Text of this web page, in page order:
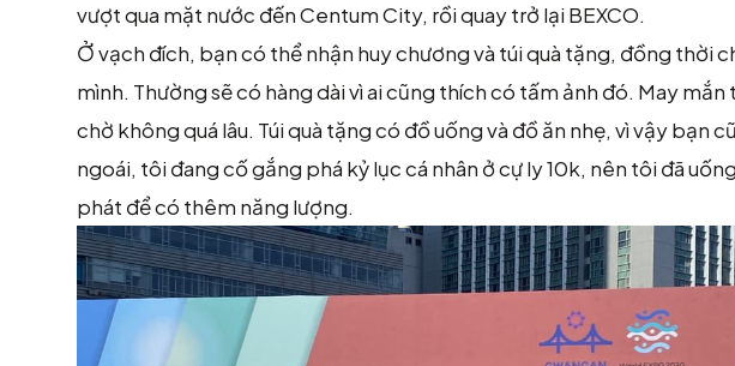
vượt qua mặt nước đến Centum City, rồi quay trở lại BEXCO.
Ở vạch đích, bạn có thể nhận huy chương và túi quà tặng, đồng thời
mình. Thường sẽ có hàng dài vì ai cũng thích có tấm ảnh đó. May
chờ không quá lâu. Túi quà tặng có đồ uống và đồ ăn nhẹ, vì vậy bạn
ngoái, tôi đang cố gắng phá kỷ lục cá nhân ở cự ly 10k, nên tôi đã
phát để có thêm năng lượng.